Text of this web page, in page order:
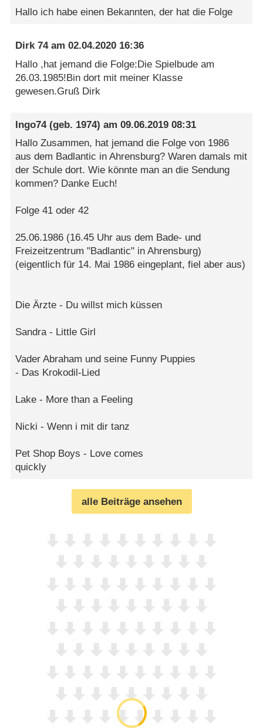
Hallo ich habe einen Bekannten, der hat die Folge
Dirk 74am02.04.2020 16:36
Hallo ,hat jemand die Folge:Die Spielbude am
26.03.1985!Bin dort mit meiner Klasse
gewesen.Gruß Dirk
Ingo74(geb. 1974) am09.06.2019 08:31
Hallo Zusammen, hat jemand die Folge von 1986
aus dem Badlantic in Ahrensburg? Waren damals mit
der Schule dort. Wie könnte man an die Sendung
kommen? Danke Euch!
Folge 41 oder 42
25.06.1986 (16.45 Uhr aus dem Bade- und
Freizeitzentrum "Badlantic" in Ahrensburg)
(eigentlich für 14. Mai 1986 eingeplant, fiel aber aus)
Die Ärzte - Du willst mich küssen
Sandra - Little Girl
Vader Abraham und seine Funny Puppies
- Das Krokodil-Lied
Lake - More than a Feeling
Nicki - Wenn i mit dir tanz
Pet Shop Boys - Love comes
quickly
alle Beiträge ansehen